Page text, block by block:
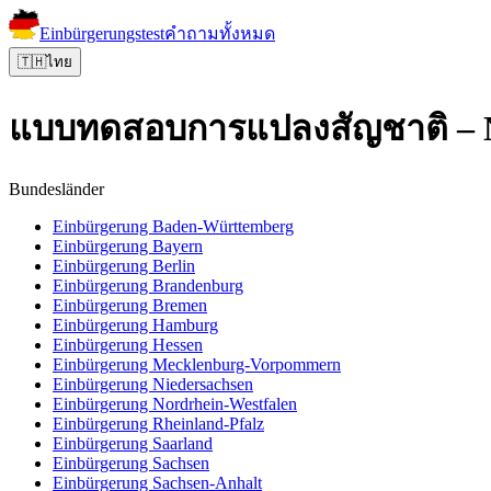
Einbürgerungstestคำถามทั้งหมด
🇹🇭ไทย
แบบทดสอบการแปลงสัญชาติ –
Bundesländer
Einbürgerung Baden-Württemberg
Einbürgerung Bayern
Einbürgerung Berlin
Einbürgerung Brandenburg
Einbürgerung Bremen
Einbürgerung Hamburg
Einbürgerung Hessen
Einbürgerung Mecklenburg-Vorpommern
Einbürgerung Niedersachsen
Einbürgerung Nordrhein-Westfalen
Einbürgerung Rheinland-Pfalz
Einbürgerung Saarland
Einbürgerung Sachsen
Einbürgerung Sachsen-Anhalt